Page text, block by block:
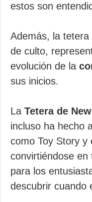
estos son
Además, la
de culto,
evolución de la
sus inicios.
La Tetera de
incluso ha hecho
como Toy Story y
convirtiéndose
para los
descubrir cuando